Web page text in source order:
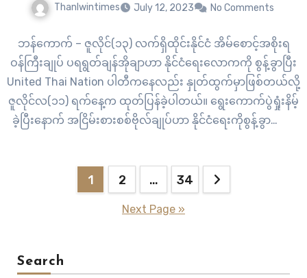
Thanlwintimes July 12, 2023 No Comments
ဘန်ကောက် – ဇူလိုင်(၁၃) လက်ရှိထိုင်းနိုင်ငံ အိမ်စောင့်အစိုးရ
ဝန်ကြီးချုပ် ပရရွတ်ချန်အိုချာဟာ နိုင်ငံရေးလောကကို စွန့်ခွာပြီး
United Thai Nation ပါတီကနေလည်း နှုတ်ထွက်မှာဖြစ်တယ်လို့
ဇူလိုင်လ(၁၁) ရက်နေ့က ထုတ်ပြန်ခဲ့ပါတယ်။ ရွေးကောက်ပွဲရှုံးနိမ့်
ခဲ့ပြီးနောက် အငြိမ်းစားစစ်ဗိုလ်ချုပ်ဟာ နိုင်ငံရေးကိုစွန့်ခွာတော့
ကျေးဇူးတင်တယ်လို့လည်းအသိပေးထားပါတယ်။ “ကျွန်ုပ်အနေနဲ့
ပါတီအဖွဲ့ဝင်ကနေ နှုတ်ထွက်ပြီး…
1 2 … 34
Next Page »
Search